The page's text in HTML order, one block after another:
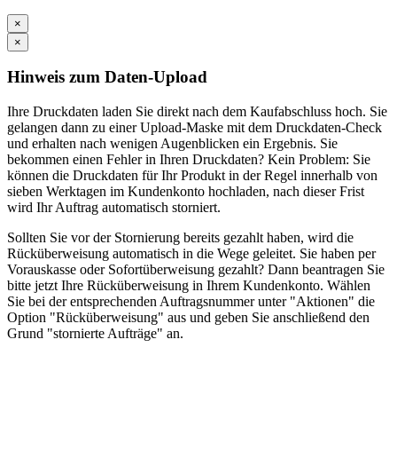
×
×
Hinweis zum Daten-Upload
Ihre Druckdaten laden Sie direkt nach dem Kaufabschluss hoch. Sie
gelangen dann zu einer Upload-Maske mit dem Druckdaten-Check
und erhalten nach wenigen Augenblicken ein Ergebnis. Sie
bekommen einen Fehler in Ihren Druckdaten? Kein Problem: Sie
können die Druckdaten für Ihr Produkt in der Regel innerhalb von
sieben Werktagen im Kundenkonto hochladen, nach dieser Frist
wird Ihr Auftrag automatisch storniert.
Sollten Sie vor der Stornierung bereits gezahlt haben, wird die
Rücküberweisung automatisch in die Wege geleitet. Sie haben per
Vorauskasse oder Sofortüberweisung gezahlt? Dann beantragen Sie
bitte jetzt Ihre Rücküberweisung in Ihrem Kundenkonto. Wählen
Sie bei der entsprechenden Auftragsnummer unter "Aktionen" die
Option "Rücküberweisung" aus und geben Sie anschließend den
Grund "stornierte Aufträge" an.